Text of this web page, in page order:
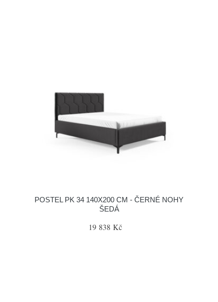
POSTEL PK 34 140X200 CM - ČERNÉ NOHY
ŠEDÁ
19 838 Kč